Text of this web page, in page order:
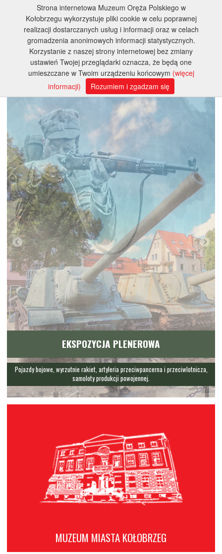
EKSPOZYCJA PLENEROWA
Pojazdy bojowe, wyrzutnie rakiet, artyleria przeciwpancerna i przeciwlotnicza,
samoloty produkcji powojennej.
MUZEUM MIASTA KOŁOBRZEG
Strona internetowa Muzeum Oręża Polskiego w
Kołobrzegu wykorzystuje pliki cookie w celu poprawnej
realizacji dostarczanych usług i informacji oraz w celach
gromadzenia anonimowych informacji statystycznych.
Korzystanie z naszej strony internetowej bez zmiany
ustawień Twojej przeglądarki oznacza, że będą one
umieszczane w Twoim urządzeniu końcowym (więcej
informacji)
Rozumiem i zgadzam się